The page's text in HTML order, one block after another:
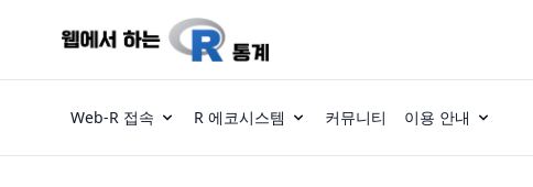
Web-R 접속 R 에코시스템 커뮤니티 이용 안내